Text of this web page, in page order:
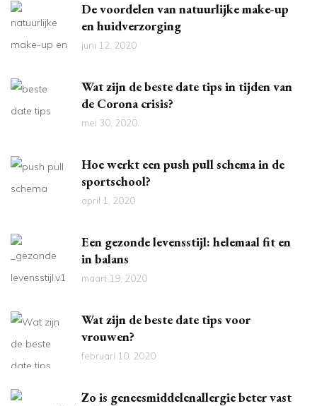
De voordelen van natuurlijke make-up
en huidverzorging
juni 12, 2020
Wat zijn de beste date tips in tijden van
de Corona crisis?
mei 30, 2020
Hoe werkt een push pull schema in de
sportschool?
april 1, 2020
Een gezonde levensstijl: helemaal fit en
in balans
maart 19, 2020
Wat zijn de beste date tips voor
vrouwen?
februari 10, 2020
Zo is geneesmiddelenallergie beter vast